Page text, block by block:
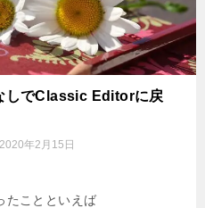
しでClassic Editorに戻
2020年2月15日
たことといえば